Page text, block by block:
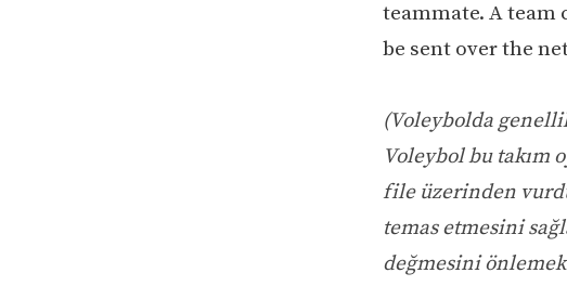
teammate. A
be sent over the
(Voleybolda
Voleybol bu takım
file üzerinden
temas etmesini
değmesini